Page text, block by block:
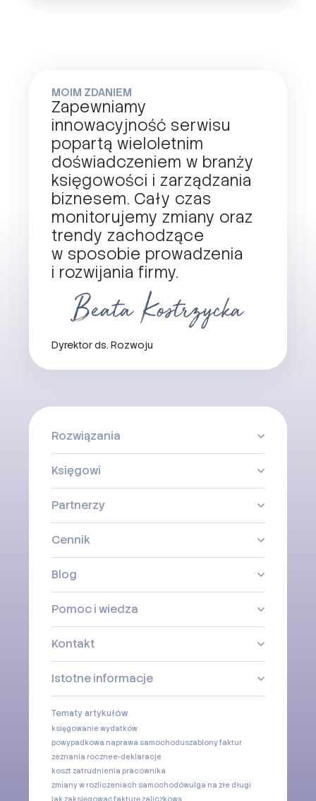
MOIM ZDANIEM
Zapewniamy
innowacyjność serwisu
popartą wieloletnim
doświadczeniem w branży
księgowości i zarządzania
biznesem. Cały czas
monitorujemy zmiany oraz
trendy zachodzące
w sposobie prowadzenia
i rozwijania firmy.
Dyrektor ds. Rozwoju
Rozwiązania
Księgowi
Partnerzy
Cennik
Blog
Pomoc i wiedza
Kontakt
Istotne informacje
Tematy artykułów
księgowanie wydatków
powypadkowa naprawa samochoduszablony faktur
zeznania rocznee-deklaracje
koszt zatrudnienia pracownika
zmiany w rozliczeniach samochodówulga na złe długi
jak zaksięgować fakturę zaliczkową